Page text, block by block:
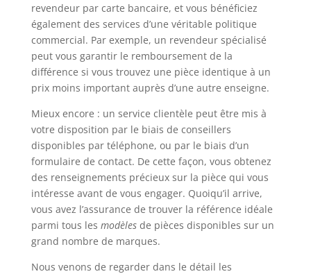
revendeur par carte bancaire, et vous bénéficiez
également des services d’une véritable politique
commercial. Par exemple, un revendeur spécialisé
peut vous garantir le remboursement de la
différence si vous trouvez une pièce identique à un
prix moins important auprès d’une autre enseigne.
Mieux encore : un service clientèle peut être mis à
votre disposition par le biais de conseillers
disponibles par téléphone, ou par le biais d’un
formulaire de contact. De cette façon, vous obtenez
des renseignements précieux sur la pièce qui vous
intéresse avant de vous engager. Quoiqu’il arrive,
vous avez l’assurance de trouver la référence idéale
parmi tous les modèlesde pièces disponibles sur un
grand nombre de marques.
Nous venons de regarder dans le détail les